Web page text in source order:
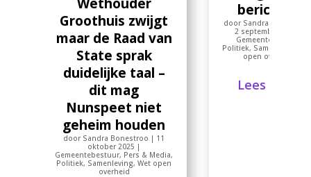
Groothuis zwijgt
maar de Raad van
State sprak
duidelijke taal –
dit mag
Nunspeet niet
geheim houden
door Sandra Bonestroo | 11
oktober 2025 |
Gemeentebestuur, Pers & Media,
Politiek, Samenleving,Wet open
overheid
berichten
door Sandra Bonestroo
2 september 2025
Gemeentebestuur
Politiek, Samenleving
open overheid
Lees meer